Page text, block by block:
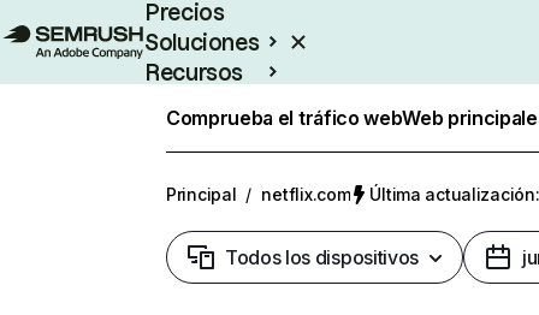
Precios
Soluciones
Recursos
Comprueba el tráfico webWeb
Principal / netflix.com Última
Todos los dispositivos